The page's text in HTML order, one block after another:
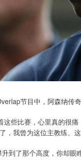
节目中，阿森纳传
这些比赛，心里真的很
，我曾为这位主教练、
到了那个高度，你却